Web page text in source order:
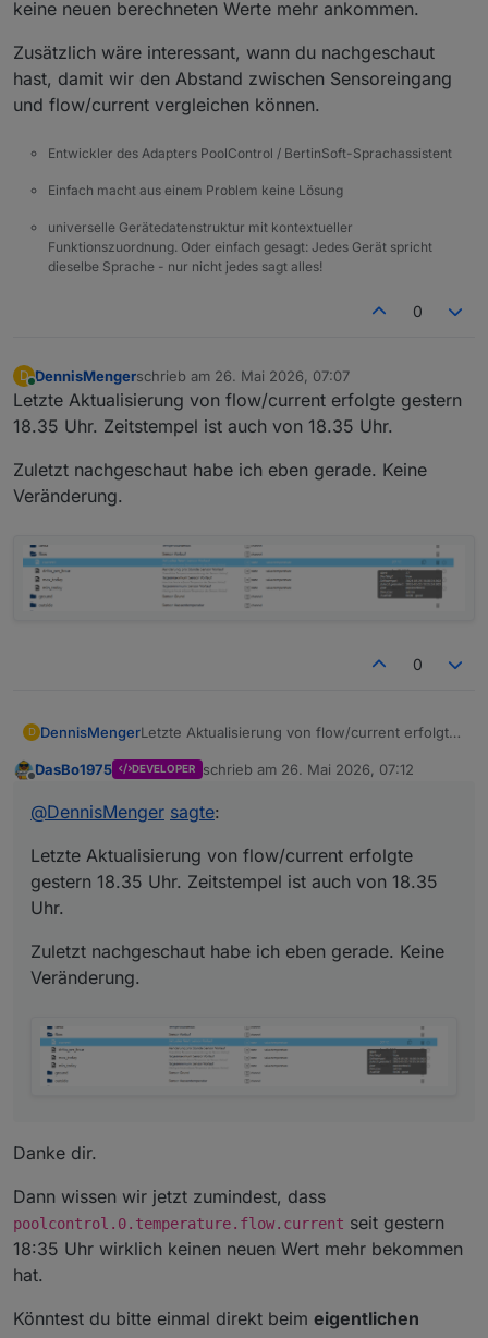
keine neuen berechneten Werte mehr ankommen.
Zusätzlich wäre interessant, wann du nachgeschaut
hast, damit wir den Abstand zwischen Sensoreingang
und flow/current vergleichen können.
Entwickler des Adapters PoolControl / BertinSoft-Sprachassistent
Einfach macht aus einem Problem keine Lösung
universelle Gerätedatenstruktur mit kontextueller
Funktionszuordnung. Oder einfach gesagt: Jedes Gerät spricht
dieselbe Sprache - nur nicht jedes sagt alles!
0
D
Online
DennisMengerschrieb am 26. Mai 2026, 07:07
zuletzt editiert von
Letzte Aktualisierung von flow/current erfolgte gestern
18.35 Uhr. Zeitstempel ist auch von 18.35 Uhr.
Zuletzt nachgeschaut habe ich eben gerade. Keine
Veränderung.
0
D DennisMengerLetzte Aktualisierung von flow/current erfolgte
18.35 Uhr.
Zuletzt nachgeschaut habe ich eben gerade.
Offline
DasBo1975 DEVELOPER schrieb am 26. Mai 2026, 07:12
zuletzt editiert von
@DennisMenger sagte:
Letzte Aktualisierung von flow/current erfolgte
gestern 18.35 Uhr. Zeitstempel ist auch von 18.35
Uhr.
Zuletzt nachgeschaut habe ich eben gerade. Keine
Veränderung.
Danke dir.
Dann wissen wir jetzt zumindest, dass
poolcontrol.0.temperature.flow.current seit gestern
18:35 Uhr wirklich keinen neuen Wert mehr bekommen
hat.
Könntest du bitte einmal direkt beim eigentlichen